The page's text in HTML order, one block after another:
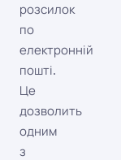
розсилок
по
електронній
пошті.
Це
дозволить
одним
з